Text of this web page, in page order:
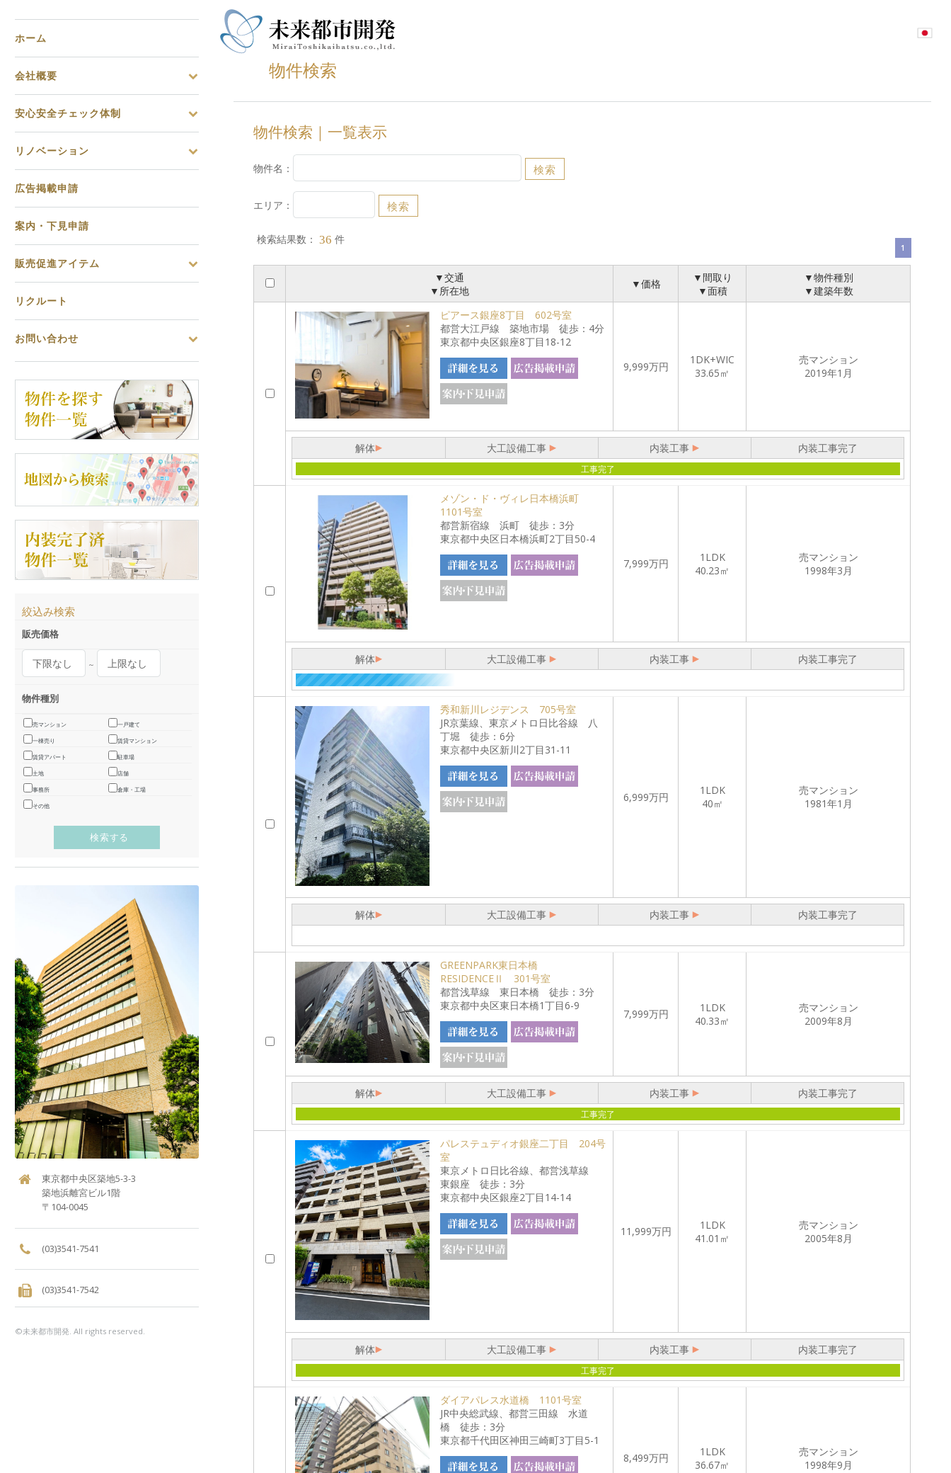
物件検索
物件検索｜一覧表示
物件名：
エリア：
検索結果数： 36 件
1
▼交通
▼所在地
▼価格
▼間取り
▼面積
▼物件種別
▼建築年数
ピアース銀座8丁目 602号室
都営大江戸線 築地市場 徒歩：4分
東京都中央区銀座8丁目18-12
9,999万円
1DK+WIC
33.65㎡
売マンション
2019年1月
解体 大工設備工事 内装工事 内装工事完了
工事完了
メゾン・ド・ヴィレ日本橋浜町
1101号室
都営新宿線 浜町 徒歩：3分
東京都中央区日本橋浜町2丁目50-4
7,999万円
1LDK
40.23㎡
売マンション
1998年3月
解体 大工設備工事 内装工事 内装工事完了
秀和新川レジデンス 705号室
JR京葉線、東京メトロ日比谷線 八
丁堀 徒歩：6分
東京都中央区新川2丁目31-11
6,999万円
1LDK
40㎡
売マンション
1981年1月
解体 大工設備工事 内装工事 内装工事完了
GREENPARK東日本橋
RESIDENCEⅡ 301号室
都営浅草線 東日本橋 徒歩：3分
東京都中央区東日本橋1丁目6-9
7,999万円
1LDK
40.33㎡
売マンション
2009年8月
解体 大工設備工事 内装工事 内装工事完了
工事完了
パレステュディオ銀座二丁目 204号
室
東京メトロ日比谷線、都営浅草線
東銀座 徒歩：3分
東京都中央区銀座2丁目14-14
11,999万円
1LDK
41.01㎡
売マンション
2005年8月
解体 大工設備工事 内装工事 内装工事完了
工事完了
ダイアパレス水道橋 1101号室
JR中央総武線、都営三田線 水道
橋 徒歩：3分
東京都千代田区神田三崎町3丁目5-1
8,499万円
1LDK
36.67㎡
売マンション
1998年9月
ホーム
会社概要
安心安全チェック体制
リノベーション
広告掲載申請
案内・下見申請
販売促進アイテム
リクルート
お問い合わせ
絞込み検索
販売価格
～
物件種別
売マンション 一戸建て
一棟売り 賃貸マンション
賃貸アパート 駐車場
土地 店舗
事務所 倉庫・工場
その他
東京都中央区築地5-3-3
築地浜離宮ビル1階
〒104-0045
(03)3541-7541
(03)3541-7542
©未来都市開発. All rights reserved.